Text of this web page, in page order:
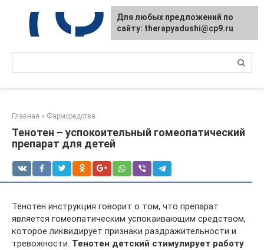
контенту
Главная » Фармсредства
Тенотен – успокоительный гомеопатический
препарат для детей
Тенотен инструкция говорит о том, что препарат
является гомеопатическим успокаивающим средством,
которое ликвидирует признаки раздражительности и
тревожности. Тенотен детский стимулирует работу
Для любых предложений по
сайту: therapyadushi@cp9.ru